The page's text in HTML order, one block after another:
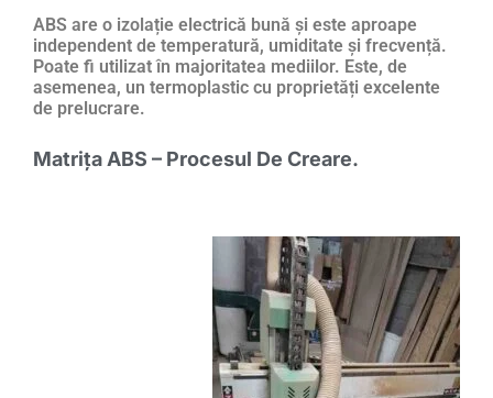
ABS are o izolație electrică bună și este aproape
independent de temperatură, umiditate și frecvență.
Poate fi utilizat în majoritatea mediilor. Este, de
asemenea, un termoplastic cu proprietăți excelente
de prelucrare.
Matrița ABS – Procesul De Creare.